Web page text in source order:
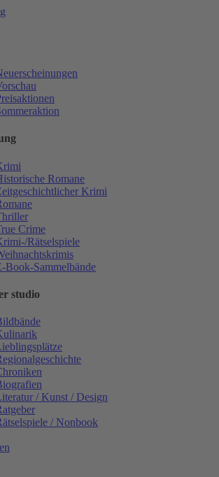
Romane
Krimi
Crime
Rätselspiele
Book-Sammelbände
studio
/ Kunst / Design
/ Nonbook